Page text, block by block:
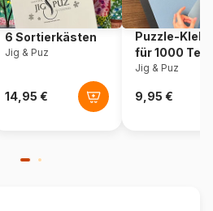
49 x 33 cm
6 Sortierkästen
Jig & Puz
Puzzle-
für 1000
Jig & Puz